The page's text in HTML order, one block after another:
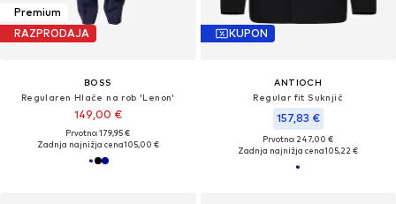
Premium
RAZPRODAJA
BOSS
Regularen Hlače na rob 'Lenon'
149,00 €
Prvotno: 179,95 €
Zadnja najnižja cena105,00 €
KUPON
ANTIOCH
Regular fit Suknjič
157,83 €
Prvotno: 247,00 €
Zadnja najnižja cena105,22 €